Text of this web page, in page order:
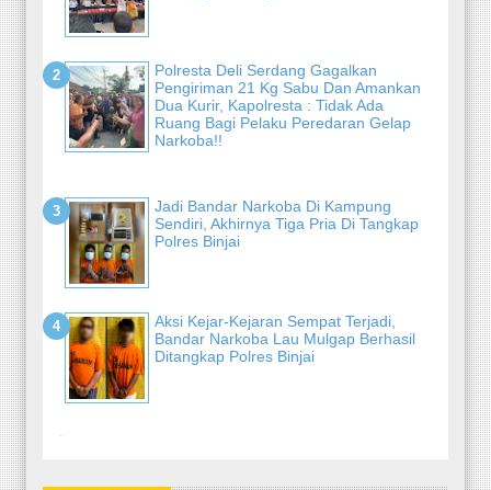
Polresta Deli Serdang Gagalkan
Pengiriman 21 Kg Sabu Dan Amankan
Dua Kurir, Kapolresta : Tidak Ada
Ruang Bagi Pelaku Peredaran Gelap
Narkoba!!
Jadi Bandar Narkoba Di Kampung
Sendiri, Akhirnya Tiga Pria Di Tangkap
Polres Binjai
Aksi Kejar-Kejaran Sempat Terjadi,
Bandar Narkoba Lau Mulgap Berhasil
Ditangkap Polres Binjai
-